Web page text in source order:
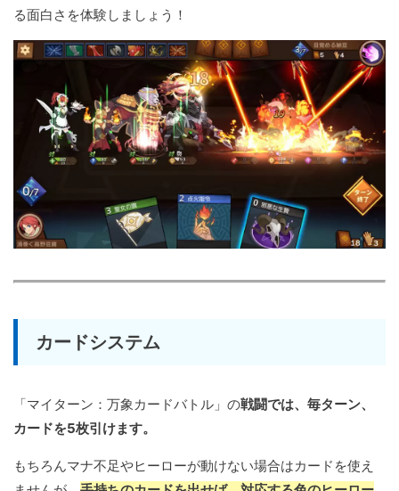
る面白さを体験しましょう！
カードシステム
「マイターン：万象カードバトル」の戦闘では、毎ターン、
カードを5枚引けます。
もちろんマナ不足やヒーローが動けない場合はカードを使え